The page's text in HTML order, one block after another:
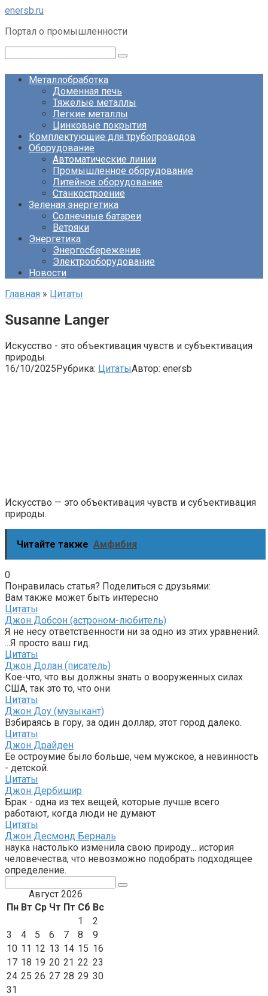
Перейти
контенту
enersb.ru
Портал о промышленности
Металлобработка
Доменная печь
Тяжелые металлы
Легкие металлы
Цинковые покрытия
Комплектующие для трубопроводов
Оборудование
Автоматические линии
Промышленное оборудование
Литейное оборудование
Станкостроение
Зеленая энергетика
Солнечные батареи
Ветряки
Энергетика
Энергосбережение
Электрооборудование
Новости
Главная » Цитаты
Susanne Langer
Искусство - это объективация чувств и субъективация
природы.
16/10/2025Рубрика: ЦитатыАвтор: enersb
Искусство — это объективация чувств и субъективация
природы.
Читайте также Амфибия
0
Понравилась статья? Поделиться с друзьями:
Вам также может быть интересно
Цитаты
Джон Добсон (астроном-любитель)
Я не несу ответственности ни за одно из этих уравнений.
...Я просто ваш гид.
Цитаты
Джон Долан (писатель)
Кое-что, что вы должны знать о вооруженных силах
США, так это то, что они
Цитаты
Джон Доу (музыкант)
Взбираясь в гору, за один доллар, этот город далеко.
Цитаты
Джон Драйден
Ее остроумие было больше, чем мужское, а невинность
- детской.
Цитаты
Джон Дербишир
Брак - одна из тех вещей, которые лучше всего
работают, когда люди не думают
Цитаты
Джон Десмонд Берналь
наука настолько изменила свою природу... история
человечества, что невозможно подобрать подходящее
определение.
Август 2026
Пн Вт Ср Чт Пт Сб Вс
1
2
3
4 5 6 7 8
9
10 11 12 13 14 15 16
17 18 19 20 21 22 23
24 25 26 27 28 29 30
31